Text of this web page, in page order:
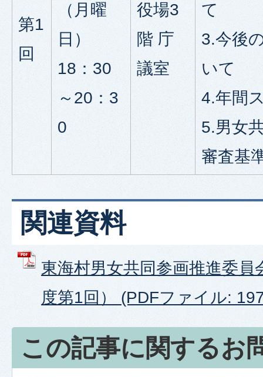
第1
回
（月曜
日）
18：30
～20：3
0
役場3
階 庁
議室
て
3.今後
いて
4.年間
5.男女
審査基
関連資料
東海村男女共同参画推進委員
度第1回） (PDFファイル:
この記事に関するお